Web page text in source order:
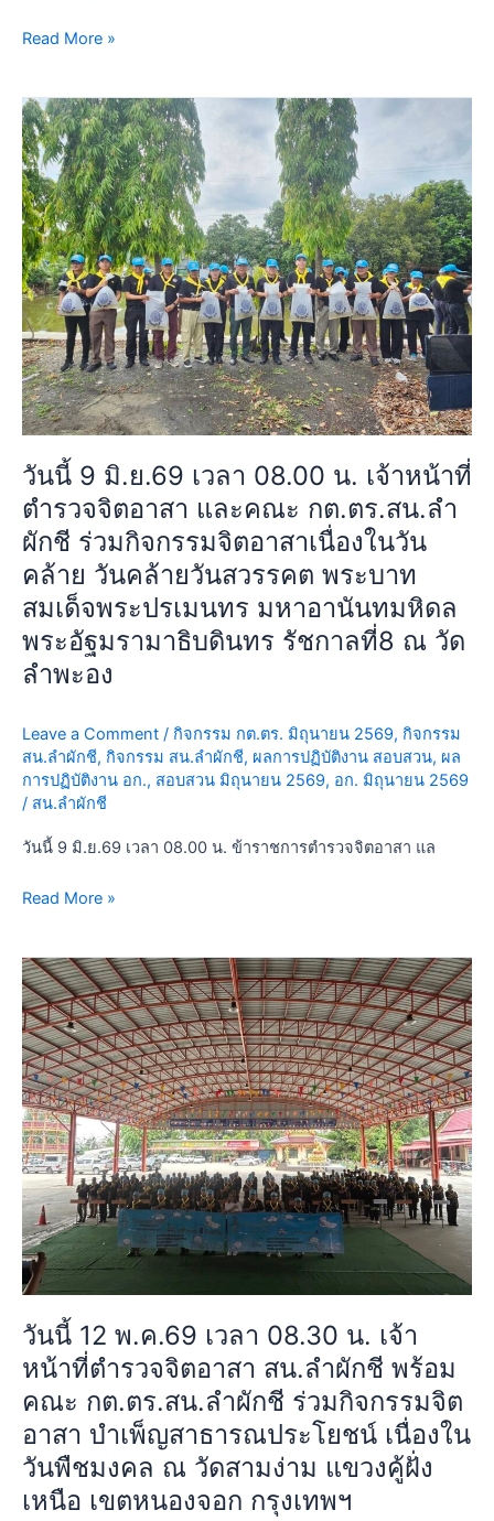
หน้า
ลง
ข้อมูล
ใน
ระบบ
ตรวจ
ราชการ
เพื่อ
ให้
เกิด
ความ
เรียบร้อย
ณ
ห้อง
ประชุม
สน.ลำ
ผักชี
Read More »
วันนี้ 9 มิ.ย.69 เวลา 08.00 น. เจ้าหน้าที่
ตำรวจจิตอาสา และคณะ กต.ตร.สน.ลำ
ผักชี ร่วมกิจกรรมจิตอาสาเนื่องในวัน
คล้าย วันคล้ายวันสวรรคต พระบาท
สมเด็จพระปรเมนทร มหาอานันทมหิดล
พระอัฐมรามาธิบดินทร รัชกาลที่8 ณ วัด
ลำพะอง
Leave a Comment / กิจกรรม กต.ตร. มิถุนายน 2569, กิจกรรม
สน.ลำผักชี, กิจกรรม สน.ลำผักชี, ผลการปฏิบัติงาน สอบสวน, ผล
การปฏิบัติงาน อก., สอบสวน มิถุนายน 2569, อก. มิถุนายน 2569
/ สน.ลำผักชี
วันนี้ 9 มิ.ย.69 เวลา 08.00 น. ข้าราชการตำรวจจิตอาสา แล
วัน
นี้
9
มิ.ย.69
เวลา
08.00
น.
เจ้า
หน้าที่
ตำรวจ
จิต
อาสา
และ
กต.ตร.สน.ลำ
ผักชี
ร่วม
กิจกรรม
จิต
อาสา
เนื่อง
ใน
วัน
คล้าย
วัน
พระบาท
พระ
เมน
ทร
มหา
อา
นันท
มหิดล
พระ
อัฐม
รา
มา
ธิ
บดิ
นทร
รัชกาล
ที่8
วัด
ลำ
พะอง
Read More »
วันนี้ 12 พ.ค.69 เวลา 08.30 น. เจ้า
หน้าที่ตำรวจจิตอาสา สน.ลำผักชี พร้อม
คณะ กต.ตร.สน.ลำผักชี ร่วมกิจกรรมจิต
อาสา บำเพ็ญสาธารณประโยชน์ เนื่องใน
วันพืชมงคล ณ วัดสามง่าม แขวงคู้ฝั่ง
เหนือ เขตหนองจอก กรุงเทพฯ
วัน
นี้
12
พ.ค.69
เวลา
08.30
น.
เจ้า
หน้าที่
ตำรวจ
จิต
อาสา
สน.ลำ
พร้อม
คณะ
กต.ตร.สน.ลำ
ร่วม
กิจกรรม
จิต